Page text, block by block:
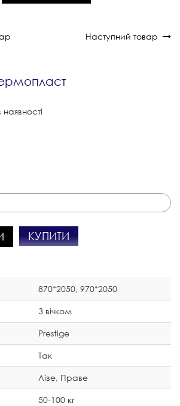
Наступний товар
КУПИТИ
870*2050, 970*2050
З вічком
Prestige
Так
Ліве, Праве
50-100 кг